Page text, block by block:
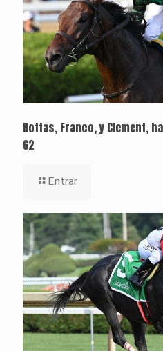
Bottas, Franco, y Clement,
G2
Entrar